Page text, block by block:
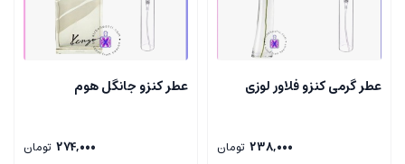
عطر گرمی کنزو فلاور لوزی
238,000 تومان
عطر کنزو جانگل هوم
274,000 تومان